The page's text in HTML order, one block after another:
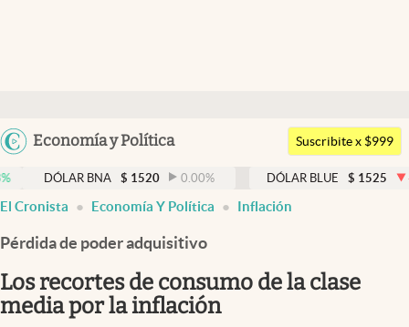
Argentina
Uruguay
Economía y Política
Members
Economía y Política
Finanzas y Mercados
Mercados Online
Negocios
Columnistas
Suscribite x $999
BNA $ 1520 0.00% DÓLAR BLUE $ 1525 -0.33%
El Cronista Economía Y Política Inflación
Pérdida de poder adquisitivo
Los recortes de consumo de la clase
media por la inflación